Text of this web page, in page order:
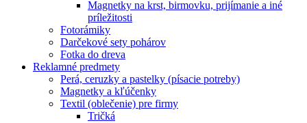
Magnetky na krst, birmovku, prijímanie a iné
príležitosti
Fotorámiky
Darčekové sety pohárov
Fotka do dreva
Reklamné predmety
Perá, ceruzky a pastelky (písacie potreby)
Magnetky a kľúčenky
Textil (oblečenie) pre firmy
Tričká